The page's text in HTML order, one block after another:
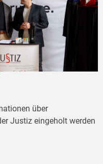
über
Justiz eingeholt werden